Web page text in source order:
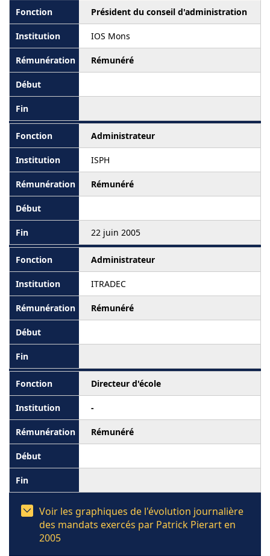
Président du conseil d'administration
IOS Mons
Rémunéré
Administrateur
ISPH
Rémunéré
22 juin 2005
Administrateur
ITRADEC
Rémunéré
Directeur d'école
-
Rémunéré
Voir les graphiques de l'évolution journalière
des mandats exercés par Patrick Pierart en
2005